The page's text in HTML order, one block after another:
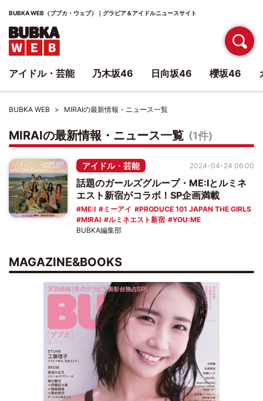
BUBKA WEB（ブブカ・ウェブ）｜グラビア＆アイドルニュースサイト
BUBKA WEB MIRAIの最新情報・ニュース一覧
MIRAIの最新情報・ニュース一覧 (1件)
アイドル・芸能
話題のガールズグループ・ME:Iとルミネ
エスト新宿がコラボ！SP企画満載
ME:I ミーアイ
PRODUCE 101 JAPAN THE GIRLS
MIRAI
ルミネエスト新宿 YOU:ME
2024-04-24 06:00
BUBKA編集部
MAGAZINE&BOOKS
アイドル・芸能 乃木坂46 日向坂46 櫻坂46